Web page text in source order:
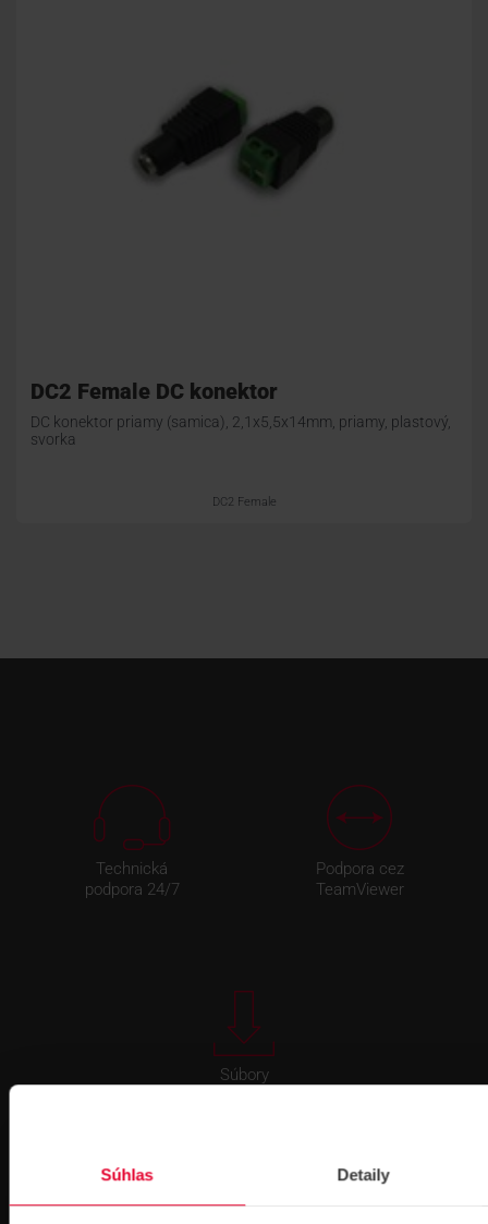
Súhlas Detaily
DC2 Female DC konektor
DC konektor priamy (samica), 2,1x5,5x14mm, priamy, plastový,
svorka
DC2 Female
Technická
podpora 24/7
Podpora cez
TeamViewer
Súbory